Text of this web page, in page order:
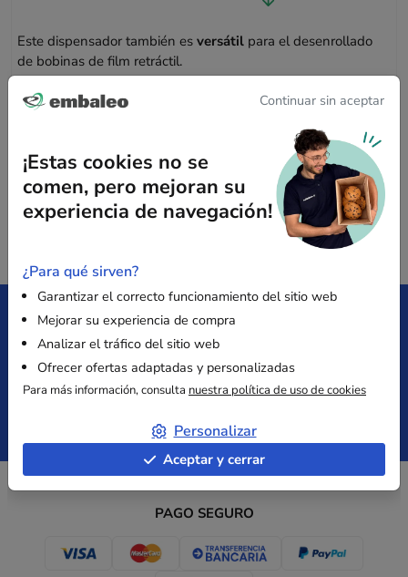
Este dispensador también esversátil para el desenrollado
de bobinas de film retráctil.
Las ruedas de fijación extraíbles facilitan el desenrollado del
film tubular y lo mantienen correctamente en su lugar. El
diámetro máximo de bobina compatible es de 37 cm.
Entrega gratuita
desde 149 € sin IVA
o reembolsado
PAGO SEGURO
Continuar sin aceptar
¡Estas cookies no se
comen, pero mejoran su
experiencia de navegación!
¿Para qué sirven?
Garantizar el correcto funcionamiento del sitio web
Mejorar su experiencia de compra
Analizar el tráfico del sitio web
Ofrecer ofertas adaptadas y personalizadas
Para más información, consulta nuestra política de uso de cookies
Personalizar
Aceptar y cerrar